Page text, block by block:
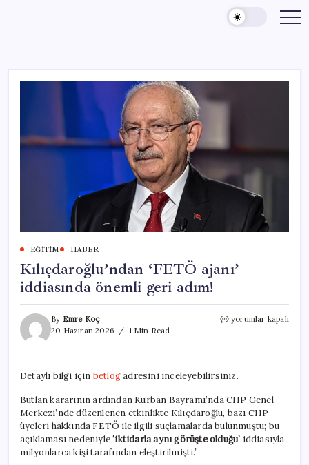
content
EĞITIM HABER
Kılıçdaroğlu’ndan ‘FETÖ ajanı’
iddiasında önemli geri adım!
By Emre Koç
20 Haziran 2026
1 Min Read
Kılıçdaroğlu’ndan
geri
için
yorumlar kapalı
Detaylı bilgi için betlogadresini inceleyebilirsiniz.
Butlan kararının ardından Kurban Bayramı’nda CHP Genel
Merkezi’nde düzenlenen etkinlikte Kılıçdaroğlu, bazı CHP
üyeleri hakkında FETÖ ile ilgili suçlamalarda bulunmuştu; bu
açıklaması nedeniyle‘iktidarla aynı görüşte olduğu’ iddiasıyla
milyonlarca kişi tarafından eleştirilmişti.”